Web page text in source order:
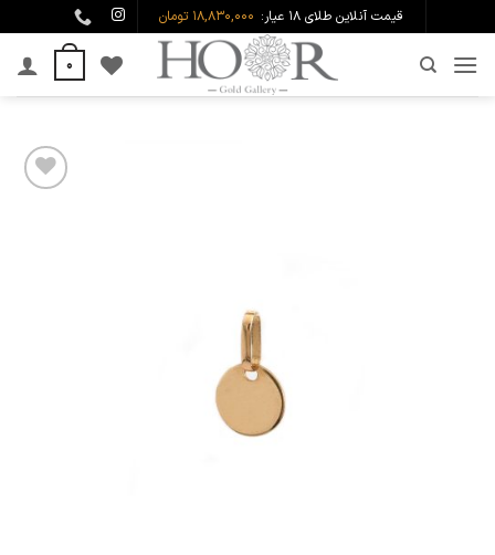
to
content
قیمت آنلاین طلای ۱۸ عیار: 18,830,000 تومان
0